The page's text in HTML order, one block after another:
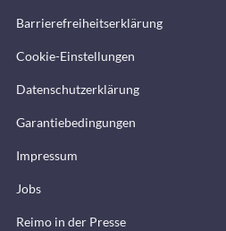
Barrierefreiheitserklärung
Cookie-Einstellungen
Datenschutzerklärung
Garantiebedingungen
Impressum
Jobs
Reimo in der Presse